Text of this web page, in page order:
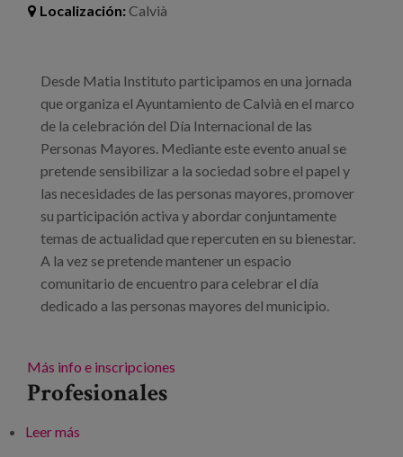
Localización:Calvià
Desde Matia Instituto participamos en una jornada
que organiza el Ayuntamiento de Calvià en el marco
de la celebración del Día Internacional de las
Personas Mayores. Mediante este evento anual se
pretende sensibilizar a la sociedad sobre el papel y
las necesidades de las personas mayores, promover
su participación activa y abordar conjuntamente
temas de actualidad que repercuten en su bienestar.
A la vez se pretende mantener un espacio
comunitario de encuentro para celebrar el día
dedicado a las personas mayores del municipio.
Más info e inscripciones
Profesionales
Leer más